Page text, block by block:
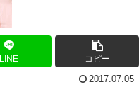
LINE コピー
2017.07.05